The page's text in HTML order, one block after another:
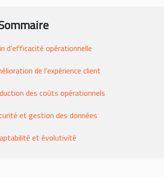
d’efficacité opérationnelle
de l’expérience client
des coûts opérationnels
et gestion des données
et évolutivité